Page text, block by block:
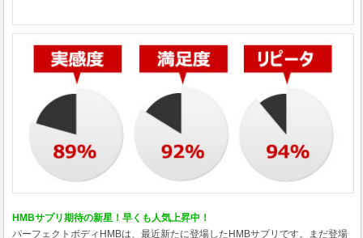
HMBサプリ期待の新星！早くも人気上昇中！
パーフェクトボディHMBは、最近新たに登場したHMBサプリです。まだ登場